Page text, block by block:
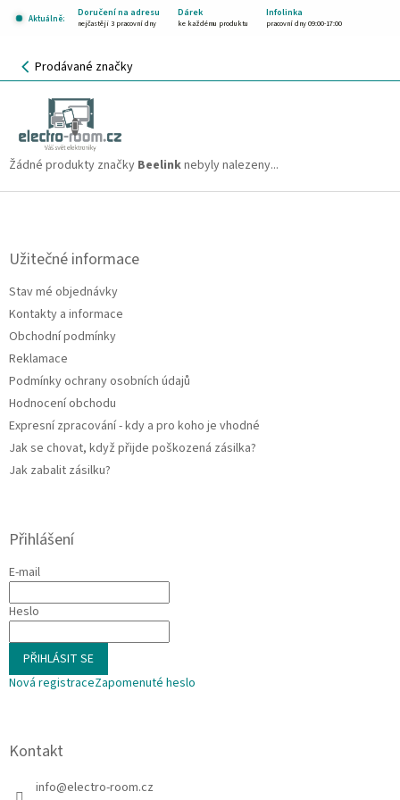
Aktuálně:
Doručení na adresu Dárek Infolinka
nejčastěji 3 pracovní dny ke každému produktu pracovní dny 09:00-17:00
NÁKUPNÍ
KOŠÍK
Prodávané značky
Beelink
Žádné produkty značky Beelinknebyly nalezeny...
Z
Užitečné informace
Stav mé objednávky
Kontakty a informace
Obchodní podmínky
Reklamace
Podmínky ochrany osobních údajů
Hodnocení obchodu
Expresní zpracování - kdy a pro koho je vhodné
Jak se chovat, když přijde poškozená zásilka?
Jak zabalit zásilku?
Přihlášení
E-mail
Heslo
PŘIHLÁSIT SE
Nová registraceZapomenuté heslo
Kontakt
info@electro-room.cz